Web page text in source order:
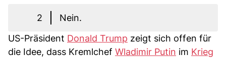
2
Nein.
US-Präsident Donald Trump zeigt sich offen für
die Idee, dass Kremlchef Wladimir Putin im Krieg